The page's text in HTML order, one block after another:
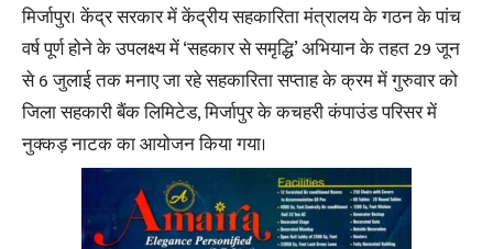
मिर्जापुर। केंद्र सरकार में केंद्रीय सहकारिता मंत्रालय के गठन के पांच
वर्ष पूर्ण होने के उपलक्ष्य में ‘सहकार से समृद्धि’ अभियान के तहत 29 जून
से 6 जुलाई तक मनाए जा रहे सहकारिता सप्ताह के क्रम में गुरुवार को
जिला सहकारी बैंक लिमिटेड, मिर्जापुर के कचहरी कंपाउंड परिसर में
नुक्कड़ नाटक का आयोजन किया गया।